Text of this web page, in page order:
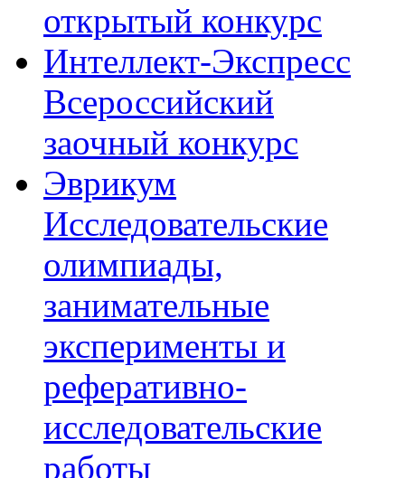
открытый конкурс
Интеллект-Экспресс
Всероссийский
заочный конкурс
Эврикум
Исследовательские
олимпиады,
занимательные
эксперименты и
реферативно-
исследовательские
работы